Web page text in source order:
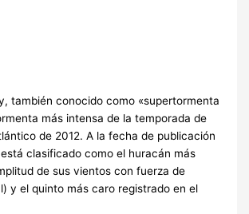
también conocido como «supertormenta
más intensa de la temporada de
de 2012. A la fecha de publicación
clasificado como el huracán más
de sus vientos con fuerza de
y el quinto más caro registrado en el